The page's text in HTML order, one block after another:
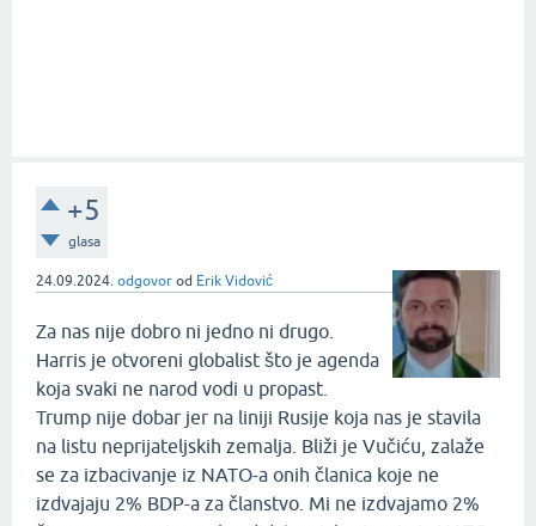
+5
glasa
24.09.2024. odgovor od Erik Vidović
Za nas nije dobro ni jedno ni drugo.
Harris je otvoreni globalist što je agenda
koja svaki ne narod vodi u propast.
Trump nije dobar jer na liniji Rusije koja nas je stavila
na listu neprijateljskih zemalja. Bliži je Vučiću, zalaže
se za izbacivanje iz NATO-a onih članica koje ne
izdvajaju 2% BDP-a za članstvo. Mi ne izdvajamo 2%